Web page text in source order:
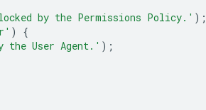
by the Permissions Policy.' );
)
{
the User Agent.' );